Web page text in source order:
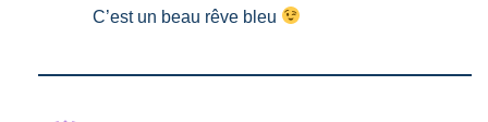
C’est un beau rêve bleu